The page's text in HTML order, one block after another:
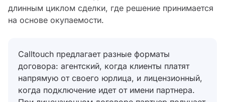
длинным циклом сделки, где решение принимается
на основе окупаемости.
Calltouch предлагает разные форматы
договора: агентский, когда клиенты платят
напрямую от своего юрлица, и лицензионный,
когда подключение идет от имени партнера.